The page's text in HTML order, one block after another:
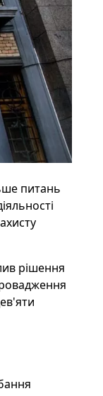
питань
рішення